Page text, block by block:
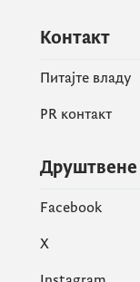
Контакт
Питајте владу
PR контакт
Facebook
X